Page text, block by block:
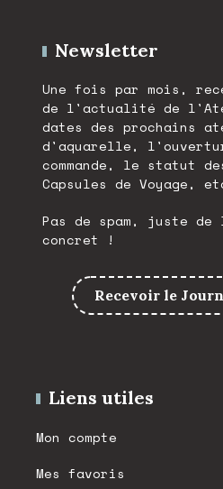
Newsletter
Une fois par mois,
de l'actualité de
dates des prochains
d'aquarelle,
commande, le statut
Capsules de Voyage,
Pas de spam, juste
concret !
Recevoir le
Liens utiles
Mon compte
Mes favoris